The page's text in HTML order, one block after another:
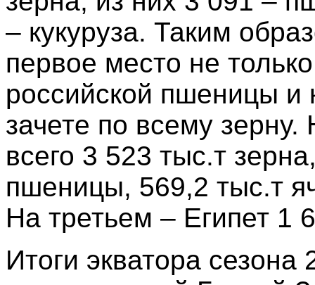
– кукуруза. Таким
первое место не
российской пшеницы и
зачете по всему
всего 3 523 тыс.т
пшеницы, 569,2 тыс.т
На третьем – Египет 1
Итоги экватора